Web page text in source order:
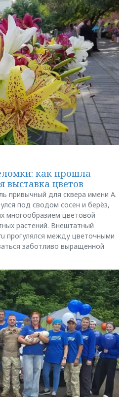
как прошла
выставка цветов
привычный для сквера имени А.
под сводом сосен и берёз,
многообразием цветовой
растений. Внештатный
прогулялся между цветочными
заботливо выращенной